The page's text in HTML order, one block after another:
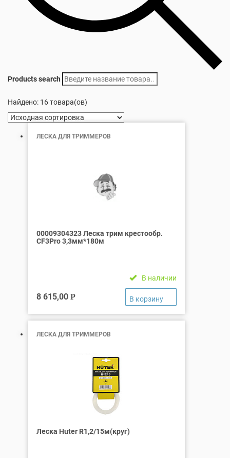
Products search
Найдено: 16 товара(ов)
ЛЕСКА ДЛЯ ТРИММЕРОВ
00009304323 Леска трим крестообр.
CF3Pro 3,3мм*180м
В наличии
8 615,00 Р
ЛЕСКА ДЛЯ ТРИММЕРОВ
Леска Huter R1,2/15м(круг)